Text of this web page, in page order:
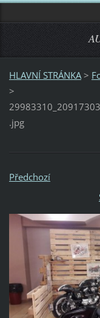
HLAVNÍ STRÁNKA >
>
.jpg
Předchozí